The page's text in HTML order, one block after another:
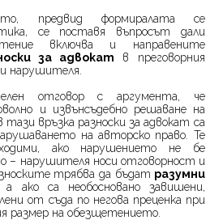
предвид формиралата се
се поставя въпросът дали
включва и направените
за адвокат в преговорния
нарушителя.
отговор с аргумента, че
и извънсъдебно решаване на
връзка разноски за адвокат са
на авторско право. Те
ако нарушението не бе
– нарушителя носи отговорност и
трябва да бъдат разумни
а ако са необосновано завишени,
от съда по негова преценка при
размер на обезщетението.